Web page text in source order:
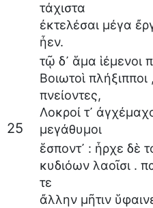
τάχιστα
ἐκτελέσαι μέγα
ἦεν.
τῷ δ᾽ ἅμα ἱέμενοι
Βοιωτοὶ πλήξιπποι ,
πνείοντες,
25
Λοκροί τ᾽
μεγάθυμοι
ἕσποντ᾽ : ἦρχε δὲ
κυδιόων λαοῖσι .
τε
ἄλλην μῆτιν